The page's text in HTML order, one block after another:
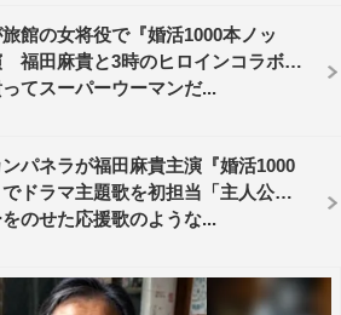
TBS系）で連ドラ初レギュラー。
お夜食』（テレビ朝日系）、『ラ
官―』（TBS系）に出演している。
り下ろしカットではウエディングド
影中には女優モードに。ドラマ初主
するヒロイン役をどのように演じ切
館の女将役で『婚活1000本ノッ
福田麻貴と3時のヒロインコラボで
てスーパーウーマンだ...
パネラが福田麻貴主演『婚活1000
ドラマ主題歌を初担当「主人公の
のせた応援歌のような...